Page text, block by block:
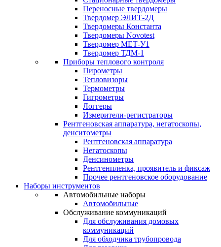
Переносные твердомеры
Твердомер ЭЛИТ-2Д
Твердомеры Константа
Твердомеры Novotest
Твердомер МЕТ-У1
Твердомер ТДМ-1
Приборы теплового контроля
Пирометры
Тепловизоры
Термометры
Гигрометры
Логгеры
Измерители-регистраторы
Рентгеновская аппаратура, негатоскопы,
денситометры
Рентгеновская аппаратура
Негатоскопы
Денсинометры
Рентгенпленка, проявитель и фиксаж
Прочее рентгеновское оборудование
Наборы инструментов
Автомобильные наборы
Автомобильные
Обслуживание коммуникаций
Для обслуживания домовых
коммуникаций
Для обходчика трубопровода